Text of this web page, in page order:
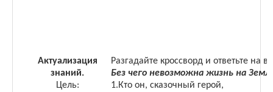
Актуализация
знаний.
Цель:
Разгадайте кроссворд и ответьте на
Без чего невозможна жизнь на
1.Кто он, сказочный герой,